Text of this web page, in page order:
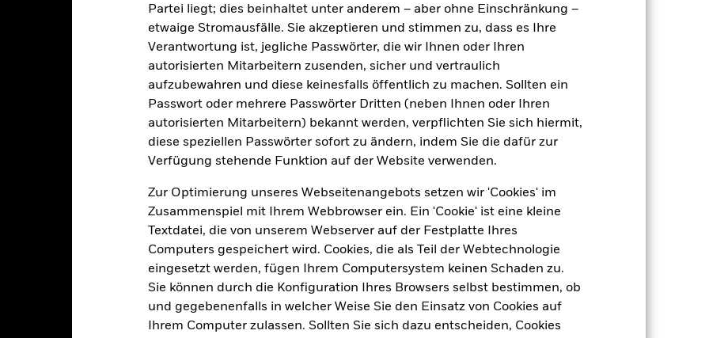
Partei liegt; dies beinhaltet unter anderem – aber ohne Einschränkung –
etwaige Stromausfälle. Sie akzeptieren und stimmen zu, dass es Ihre
Verantwortung ist, jegliche Passwörter, die wir Ihnen oder Ihren
autorisierten Mitarbeitern zusenden, sicher und vertraulich
aufzubewahren und diese keinesfalls öffentlich zu machen. Sollten ein
Passwort oder mehrere Passwörter Dritten (neben Ihnen oder Ihren
autorisierten Mitarbeitern) bekannt werden, verpflichten Sie sich hiermit,
diese speziellen Passwörter sofort zu ändern, indem Sie die dafür zur
Verfügung stehende Funktion auf der Website verwenden.
Zur Optimierung unseres Webseitenangebots setzen wir 'Cookies' im
Zusammenspiel mit Ihrem Webbrowser ein. Ein 'Cookie' ist eine kleine
Textdatei, die von unserem Webserver auf der Festplatte Ihres
Computers gespeichert wird. Cookies, die als Teil der Webtechnologie
eingesetzt werden, fügen Ihrem Computersystem keinen Schaden zu.
Sie können durch die Konfiguration Ihres Browsers selbst bestimmen, ob
und gegebenenfalls in welcher Weise Sie den Einsatz von Cookies auf
Ihrem Computer zulassen. Sollten Sie sich dazu entscheiden, Cookies
1,17%
LU2948472274
Thesaurierend
UCITS
Capital Protected
berechnet auf Basis von
Terminpreisen
Benchmark-Erfolgsgebühr -
Mindestsumme bei Folgeanlagen USD 1 000,00
Domizil Luxemburg
Verwaltungsgesellschaft BlackRock (Luxembourg) S.A.
SEDOL BSJN436
Portfoliomerkmale
73 Standardabweichung (3J) -